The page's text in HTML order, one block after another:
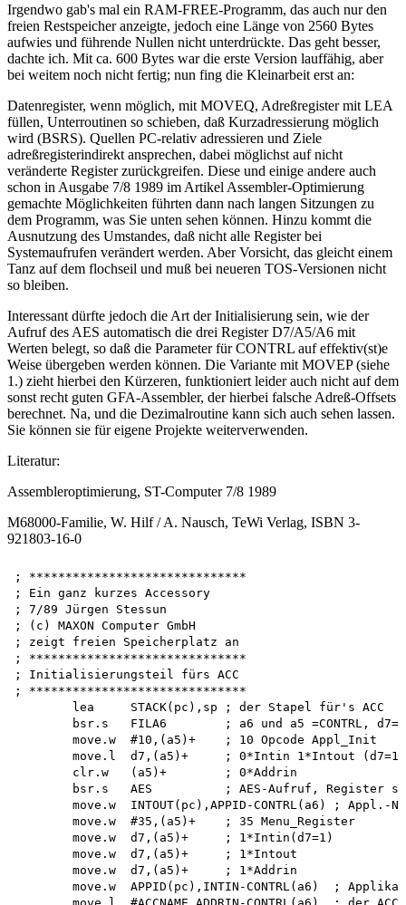
Irgendwo gab's mal ein RAM-FREE-Programm, das auch nur den
freien Restspeicher anzeigte, jedoch eine Länge von 2560 Bytes
aufwies und führende Nullen nicht unterdrückte. Das geht besser,
dachte ich. Mit ca. 600 Bytes war die erste Version lauffähig, aber
bei weitem noch nicht fertig; nun fing die Kleinarbeit erst an:
Datenregister, wenn möglich, mit MOVEQ, Adreßregister mit LEA
füllen, Unterroutinen so schieben, daß Kurzadressierung möglich
wird (BSRS). Quellen PC-relativ adressieren und Ziele
adreßregisterindirekt ansprechen, dabei möglichst auf nicht
veränderte Register zurückgreifen. Diese und einige andere auch
schon in Ausgabe 7/8 1989 im Artikel Assembler-Optimierung
gemachte Möglichkeiten führten dann nach langen Sitzungen zu
dem Programm, was Sie unten sehen können. Hinzu kommt die
Ausnutzung des Umstandes, daß nicht alle Register bei
Systemaufrufen verändert werden. Aber Vorsicht, das gleicht einem
Tanz auf dem flochseil und muß bei neueren TOS-Versionen nicht
so bleiben.
Interessant dürfte jedoch die Art der Initialisierung sein, wie der
Aufruf des AES automatisch die drei Register D7/A5/A6 mit
Werten belegt, so daß die Parameter für CONTRL auf effektiv(st)e
Weise übergeben werden können. Die Variante mit MOVEP (siehe
1.) zieht hierbei den Kürzeren, funktioniert leider auch nicht auf dem
sonst recht guten GFA-Assembler, der hierbei falsche Adreß-Offsets
berechnet. Na, und die Dezimalroutine kann sich auch sehen lassen.
Sie können sie für eigene Projekte weiterverwenden.
Literatur:
Assembleroptimierung, ST-Computer 7/8 1989
M68000-Familie, W. Hilf / A. Nausch, TeWi Verlag, ISBN 3-
921803-16-0
; ******************************
; Ein ganz kurzes Accessory
; 7/89 Jürgen Stessun
; (c) MAXON Computer GmbH
; zeigt freien Speicherplatz an
; ******************************
; Initialisierungsteil fürs ACC
; ******************************
        lea     STACK(pc),sp ; der Stapel für's ACC
        bsr.s   FILA6        ; a6 und a5 =CONTRL, d7=1
        move.w  #10,(a5)+    ; 10 Opcode Appl_Init
move.l  d7,(a5)+     ; 0*Intin 1*Intout
        clr.w   (a5)+        ; 0*Addrin
bsr.s   AES          ; AES-Aufruf, Register
move.w  INTOUT(pc),APPID-CONTRL(a6) ; Appl.-
        move.w  #35,(a5)+    ; 35 Menu_Register
        move.w  d7,(a5)+     ; 1*Intin(d7=1)
        move.w  d7,(a5)+     ; 1*Intout
        move.w  d7,(a5)+     ; 1*Addrin
move.w  APPID(pc),INTIN-CONTRL(a6)  ;